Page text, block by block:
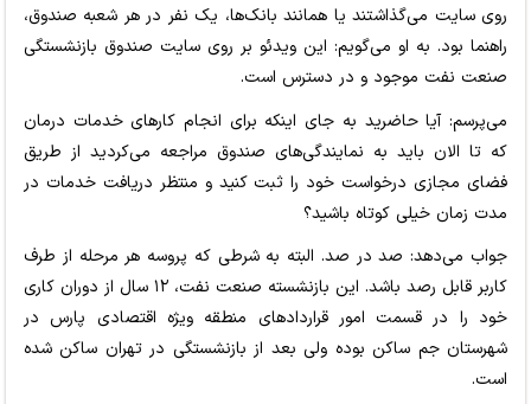
روی سایت می‌گذاشتند یا همانند بانک‌ها، یک نفر در هر شعبه صندوق،
راهنما بود. به او می‌گویم: این ویدئو بر روی سایت صندوق بازنشستگی
صنعت نفت موجود و در دسترس است.
می‌پرسم: آیا حاضرید به جای اینکه برای انجام کارهای خدمات درمان
که تا الان باید به نمایندگی‌های صندوق مراجعه می‌کردید از طریق
فضای مجازی درخواست خود را ثبت کنید و منتظر دریافت خدمات در
مدت زمان خیلی کوتاه باشید؟
جواب می‌دهد: صد در صد. البته به شرطی که پروسه هر مرحله از طرف
کاربر قابل رصد باشد. این بازنشسته صنعت نفت، ۱۲ سال از دوران کاری
خود را در قسمت امور قراردادهای منطقه ویژه اقتصادی پارس در
شهرستان جم ساکن بوده ولی بعد از بازنشستگی در تهران ساکن شده
است.